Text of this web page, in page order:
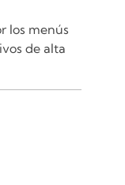
los menús
de alta